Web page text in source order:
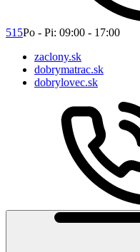
515Po - Pi: 09:00 - 17:00
zaclony.sk
dobrymatrac.sk
dobrylovec.sk